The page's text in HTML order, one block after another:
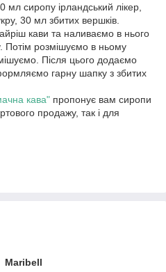
мл сиропу ірландський лікер,
30 мл збитих вершків.
кави та наливаємо в нього
Потім розмішуємо в ньому
Після цього додаємо
гарну шапку з збитих
напою.
кава" пропонує вам сиропи
продажу, так і для
Maribell